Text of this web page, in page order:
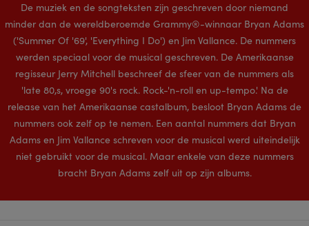
De muziek en de songteksten zijn geschreven door niemand
minder dan de wereldberoemde Grammy®-winnaar Bryan Adams
('Summer Of '69', 'Everything I Do') en Jim Vallance. De nummers
werden speciaal voor de musical geschreven. De Amerikaanse
regisseur Jerry Mitchell beschreef de sfeer van de nummers als
'late 80,s, vroege 90's rock. Rock-'n-roll en up-tempo.' Na de
release van het Amerikaanse castalbum, besloot Bryan Adams de
nummers ook zelf op te nemen. Een aantal nummers dat Bryan
Adams en Jim Vallance schreven voor de musical werd uiteindelijk
niet gebruikt voor de musical. Maar enkele van deze nummers
bracht Bryan Adams zelf uit op zijn albums.